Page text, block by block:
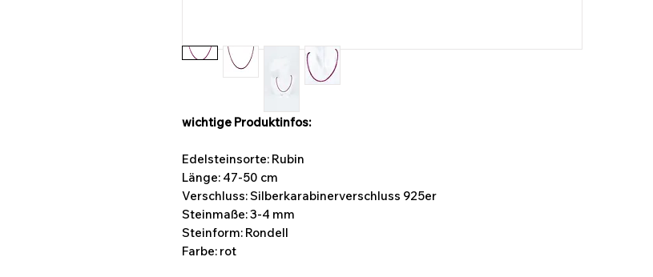
wichtige Produktinfos:
Edelsteinsorte: Rubin
Länge: 47-50 cm
Verschluss: Silberkarabinerverschluss 925er
Steinmaße:3-4 mm
Steinform: Rondell
Farbe: rot